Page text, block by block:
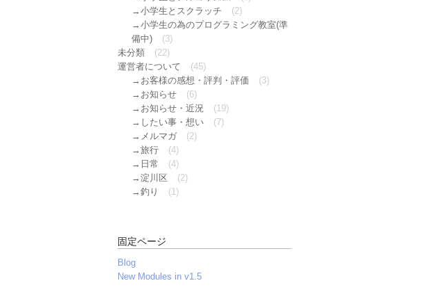
小学生とスクラッチ
(2)
小学生の為のプログラミング教室(準
備中)
(3)
未分類
(22)
運営者について
(45)
お客様の感想・評判・評価
(3)
お知らせ
(6)
お知らせ・近況
(19)
したい事・想い
(7)
メルマガ
(2)
旅行
(4)
日常
(4)
淀川区
(2)
釣り
(1)
固定ページ
Blog
New Modules in v1.5